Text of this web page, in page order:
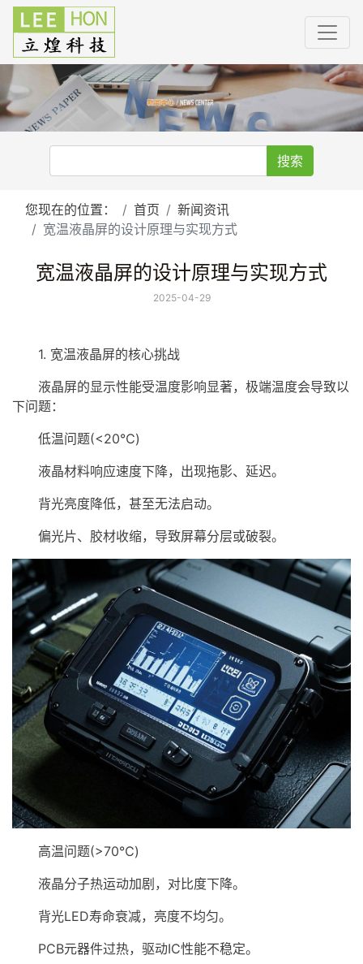
搜索
您现在的位置： 首页
新闻资讯
宽温液晶屏的设计原理与实现方式
宽温液晶屏的设计原理与实现方式
2025-04-29
1. 宽温液晶屏的核心挑战
液晶屏的显示性能受温度影响显著，极端温度会导致以
下问题：
低温问题(<20℃)
液晶材料响应速度下降，出现拖影、延迟。
背光亮度降低，甚至无法启动。
偏光片、胶材收缩，导致屏幕分层或破裂。
高温问题(>70℃)
液晶分子热运动加剧，对比度下降。
背光LED寿命衰减，亮度不均匀。
PCB元器件过热，驱动IC性能不稳定。